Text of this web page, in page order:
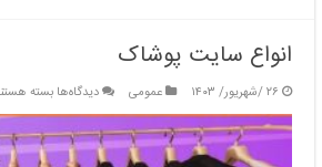
انواع سایت پوشاک
۲۶ /شهریور/ ۱۴۰۳ عمومی دیدگاه‌هابرای
انواع
سایت
پوشاک
بسته